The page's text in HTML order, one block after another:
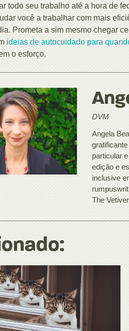
todo seu trabalho até a hora de
você a trabalhar com mais
Prometa a sim mesmo chegar
ideias de autocuidado para
o esforço.
DVM
Angela
particular
edição e
inclusive
The